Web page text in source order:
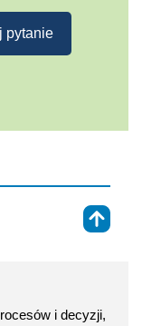
pytanie
i decyzji,